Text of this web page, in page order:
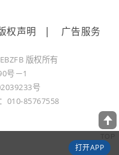
中海地产所拿地块，
”。
杨浦滨江南段，直线
士看来，未来该项目
权声明 | 广告服务
版权所有
号－1
号
010-85767558
打开APP